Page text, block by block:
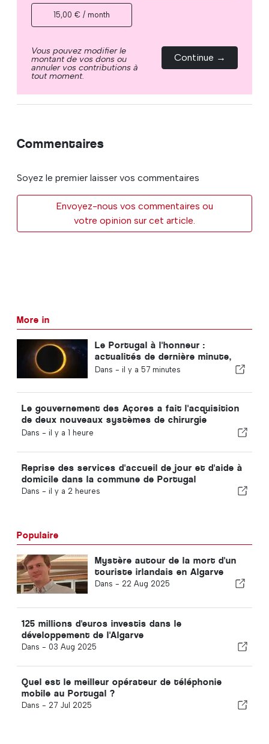
15,00 € / month
Vous pouvez modifier le
montant de vos dons ou
annuler vos contributions à
tout moment.
Continue →
Commentaires
Soyez le premier laisser vos commentaires
Envoyez-nous vos commentaires ou
votre opinion sur cet article.
More in
Le Portugal à l'honneur :
actualités de dernière minute,
tendances touristiques et les
Dans - il y a 57 minutes
Le gouvernement des Açores a fait l'acquisition
de deux nouveaux systèmes de chirurgie
robotisée
Dans - il y a 1 heure
Reprise des services d'accueil de jour et d'aide à
domicile dans la commune de Portugal
Dans - il y a 2 heures
Populaire
Mystère autour de la mort d'un
touriste irlandais en Algarve
Dans - 22 Aug 2025
125 millions d'euros investis dans le
développement de l'Algarve
Dans - 03 Aug 2025
Quel est le meilleur opérateur de téléphonie
mobile au Portugal ?
Dans - 27 Jul 2025